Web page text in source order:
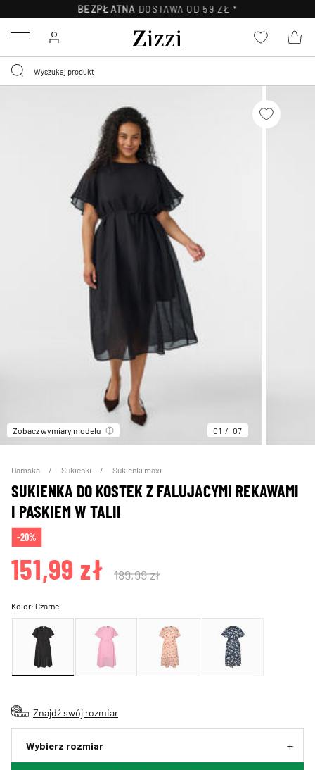
BEZPŁATNA DOSTAWA OD 59 ZŁ *
Menu
Zobacz wymiary modelu 01 07
Damska Sukienki Sukienki maxi
SUKIENKA DO KOSTEK Z FALUJACYMI REKAWAMI
I PASKIEM W TALII
-20%
151,99 zł 189,99 zł
Kolor:Czarne
Znajdź swój rozmiar
Wybierz rozmiar